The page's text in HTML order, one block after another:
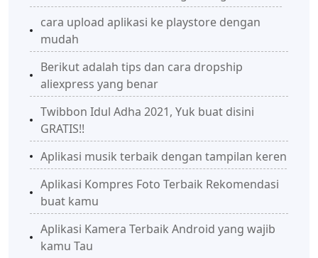
cara upload aplikasi ke playstore dengan
mudah
Berikut adalah tips dan cara dropship
aliexpress yang benar
Twibbon Idul Adha 2021, Yuk buat disini
GRATIS!!
Aplikasi musik terbaik dengan tampilan keren
Aplikasi Kompres Foto Terbaik Rekomendasi
buat kamu
Aplikasi Kamera Terbaik Android yang wajib
kamu Tau